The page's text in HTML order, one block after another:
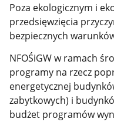
Poza ekologicznym i
przedsięwzięcia
bezpiecznych
NFOŚiGW w ramach
programy na rzecz
energetycznej
zabytkowych) i
budżet programów